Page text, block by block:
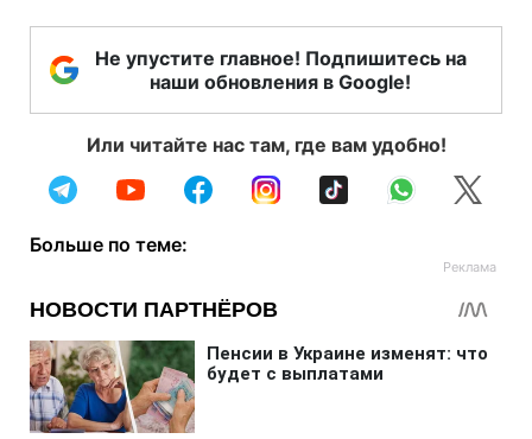
Не упустите главное! Подпишитесь на
наши обновления в Google!
Или читайте нас там, где вам удобно!
Больше по теме: